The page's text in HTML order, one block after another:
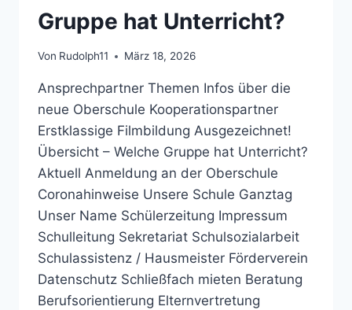
BEI
PLANK-
Gruppe hat Unterricht?
Von Rudolph11 März 18, 2026
Ansprechpartner Themen Infos über die
neue Oberschule Kooperationspartner
Erstklassige Filmbildung Ausgezeichnet!
Übersicht – Welche Gruppe hat Unterricht?
Aktuell Anmeldung an der Oberschule
Coronahinweise Unsere Schule Ganztag
Unser Name Schülerzeitung Impressum
Schulleitung Sekretariat Schulsozialarbeit
Schulassistenz / Hausmeister Förderverein
Datenschutz Schließfach mieten Beratung
Berufsorientierung Elternvertretung